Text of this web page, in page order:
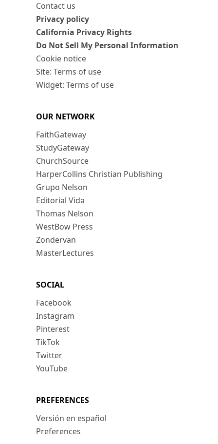
Contact us
Privacy policy
California Privacy Rights
Do Not Sell My Personal Information
Cookie notice
Site: Terms of use
Widget: Terms of use
OUR NETWORK
FaithGateway
StudyGateway
ChurchSource
HarperCollins Christian Publishing
Grupo Nelson
Editorial Vida
Thomas Nelson
WestBow Press
Zondervan
MasterLectures
SOCIAL
Facebook
Instagram
Pinterest
TikTok
Twitter
YouTube
PREFERENCES
Versión en español
Preferences